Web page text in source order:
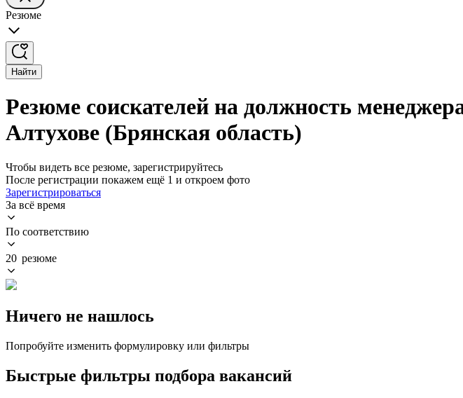
Резюме
Найти
Резюме соискателей на должность
Алтухове (Брянская область)
Чтобы видеть все резюме, зарегистрируйтесь
После регистрации покажем ещё 1 и откроем фото
Зарегистрироваться
За всё время
По соответствию
20 резюме
Ничего не нашлось
Попробуйте изменить формулировку или фильтры
Быстрые фильтры подбора вакансий